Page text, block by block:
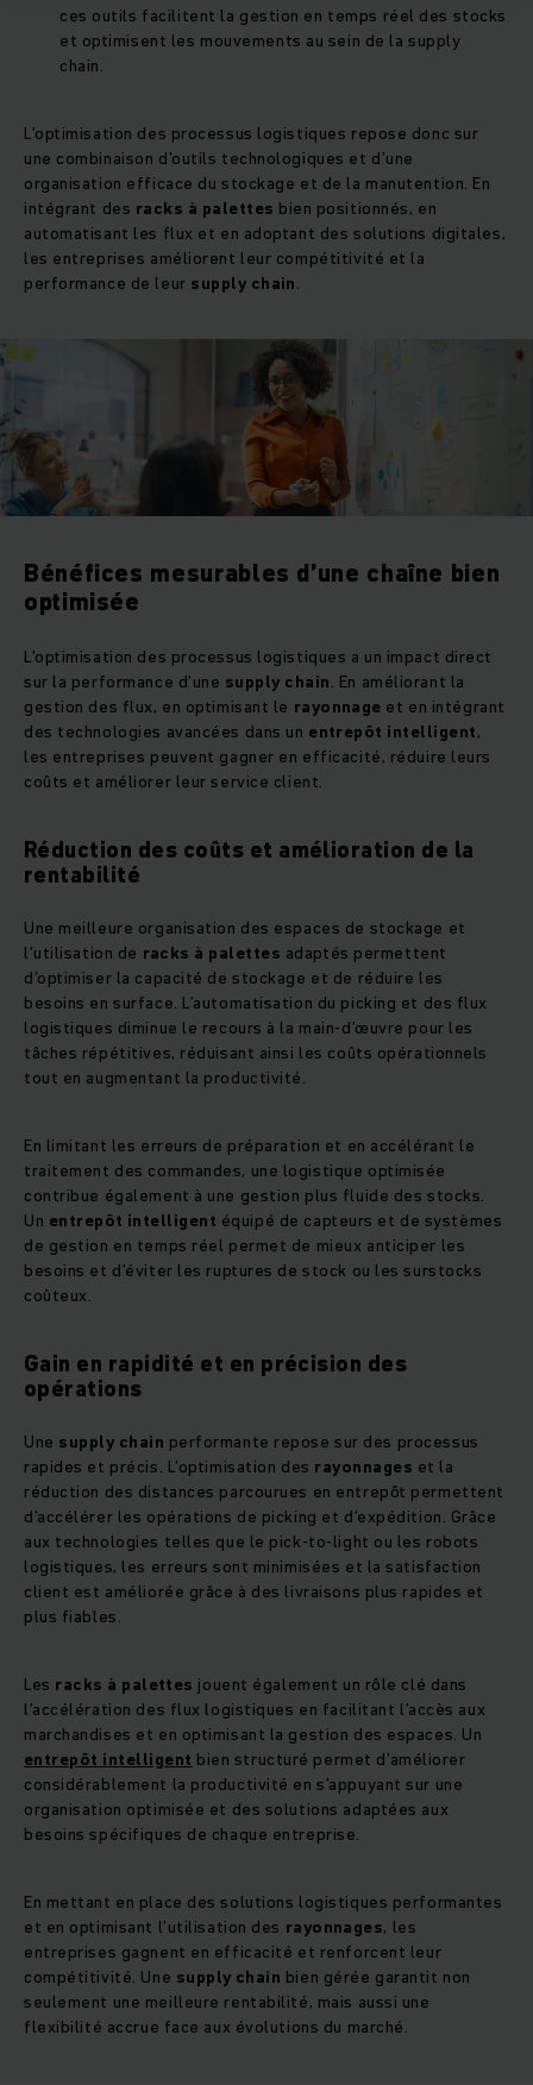
ces outils facilitent la gestion en temps réel des stocks
et optimisent les mouvements au sein de la supply
chain.
L’optimisation des processus logistiques repose donc sur
une combinaison d’outils technologiques et d’une
organisation efficace du stockage et de la manutention. En
intégrant des racks à palettes bien positionnés, en
automatisant les flux et en adoptant des solutions digitales,
les entreprises améliorent leur compétitivité et la
performance de leur supply chain.
Bénéfices mesurables d’une chaîne bien
optimisée
L’optimisation des processus logistiques a un impact direct
sur la performance d’une supply chain. En améliorant la
gestion des flux, en optimisant le rayonnage et en intégrant
des technologies avancées dans un entrepôt intelligent,
les entreprises peuvent gagner en efficacité, réduire leurs
coûts et améliorer leur service client.
Réduction des coûts et amélioration de la
rentabilité
Une meilleure organisation des espaces de stockage et
l’utilisation de racks à palettes adaptés permettent
d’optimiser la capacité de stockage et de réduire les
besoins en surface. L’automatisation du picking et des flux
logistiques diminue le recours à la main-d’œuvre pour les
tâches répétitives, réduisant ainsi les coûts opérationnels
tout en augmentant la productivité.
En limitant les erreurs de préparation et en accélérant le
traitement des commandes, une logistique optimisée
contribue également à une gestion plus fluide des stocks.
Un entrepôt intelligent équipé de capteurs et de systèmes
de gestion en temps réel permet de mieux anticiper les
besoins et d’éviter les ruptures de stock ou les surstocks
coûteux.
Gain en rapidité et en précision des
opérations
Une supply chain performante repose sur des processus
rapides et précis. L’optimisation des rayonnages et la
réduction des distances parcourues en entrepôt permettent
d’accélérer les opérations de picking et d’expédition. Grâce
aux technologies telles que le pick-to-light ou les robots
logistiques, les erreurs sont minimisées et la satisfaction
client est améliorée grâce à des livraisons plus rapides et
plus fiables.
Les racks à palettes jouent également un rôle clé dans
l’accélération des flux logistiques en facilitant l’accès aux
marchandises et en optimisant la gestion des espaces. Un
entrepôt intelligent bien structuré permet d’améliorer
considérablement la productivité en s’appuyant sur une
organisation optimisée et des solutions adaptées aux
besoins spécifiques de chaque entreprise.
En mettant en place des solutions logistiques performantes
et en optimisant l’utilisation des rayonnages, les
entreprises gagnent en efficacité et renforcent leur
compétitivité. Une supply chain bien gérée garantit non
seulement une meilleure rentabilité, mais aussi une
flexibilité accrue face aux évolutions du marché.